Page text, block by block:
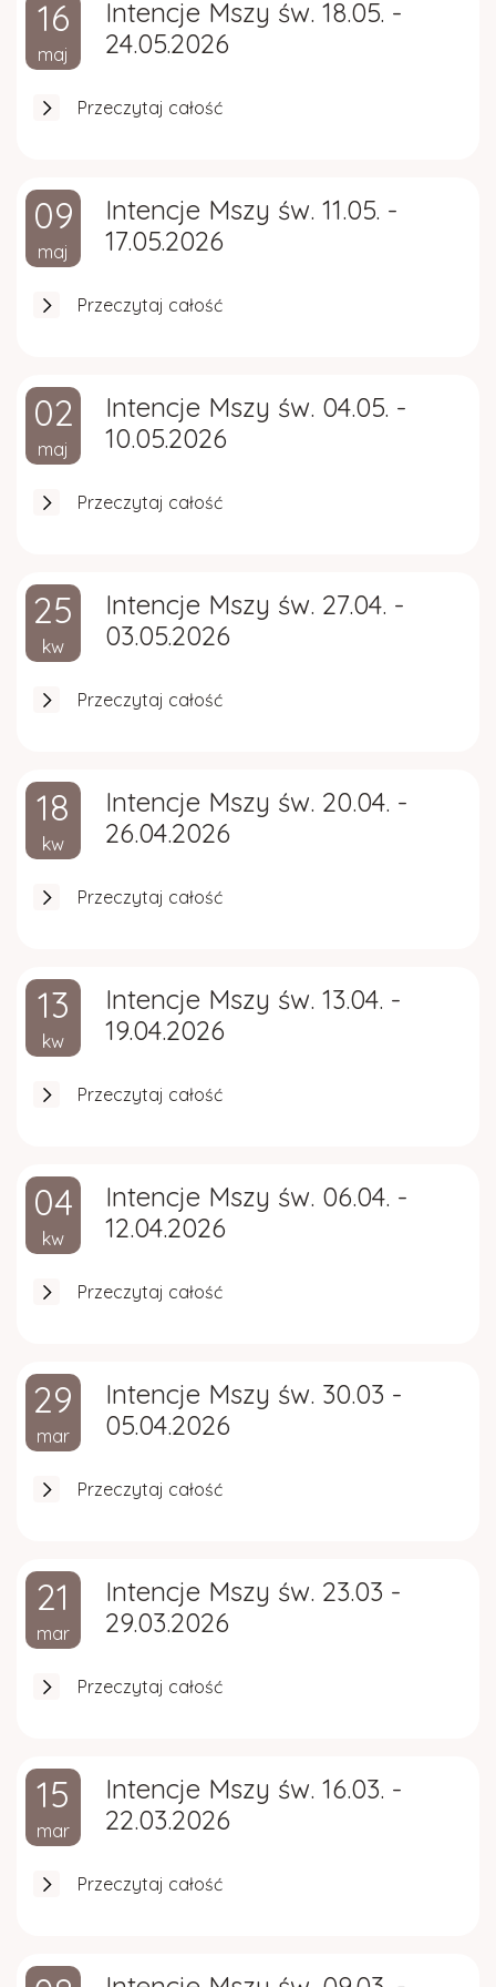
Gazetka parafialna
16
maj
Intencje Mszy św. 18.05. -
24.05.2026
Przeczytaj całość
09
maj
Intencje Mszy św. 11.05. -
17.05.2026
Przeczytaj całość
02
maj
Intencje Mszy św. 04.05. -
10.05.2026
Przeczytaj całość
25
kw
Intencje Mszy św. 27.04. -
03.05.2026
Przeczytaj całość
18
kw
Intencje Mszy św. 20.04. -
26.04.2026
Przeczytaj całość
13
kw
Intencje Mszy św. 13.04. -
19.04.2026
Przeczytaj całość
04
kw
Intencje Mszy św. 06.04. -
12.04.2026
Przeczytaj całość
29
mar
Intencje Mszy św. 30.03 -
05.04.2026
Przeczytaj całość
21
mar
Intencje Mszy św. 23.03 -
29.03.2026
Przeczytaj całość
15
mar
Intencje Mszy św. 16.03. -
22.03.2026
Przeczytaj całość